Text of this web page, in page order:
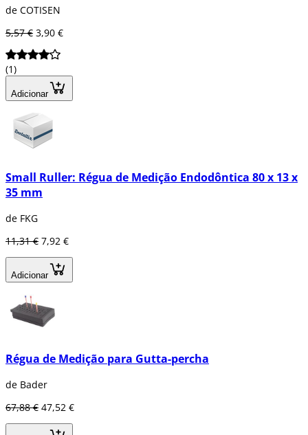
de COTISEN
5,57 € 3,90 €
(1)
Adicionar
Small Ruller: Régua de Medição Endodôntica 80 x 13 x
35 mm
de FKG
11,31 € 7,92 €
Adicionar
Régua de Medição para Gutta-percha
de Bader
67,88 € 47,52 €